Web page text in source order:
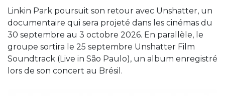
Linkin Park poursuit son retour avec Unshatter, un
documentaire qui sera projeté dans les cinémas du
30 septembre au 3 octobre 2026. En parallèle, le
groupe sortira le 25 septembre Unshatter Film
Soundtrack (Live in São Paulo), un album enregistré
lors de son concert au Brésil.